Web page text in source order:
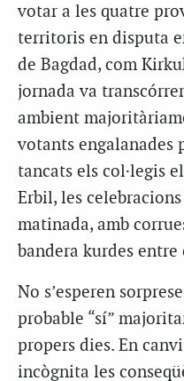
votar a les quatre
territoris en disputa
de Bagdad, com
jornada va
ambient
votants engalanades
tancats els col·legis
Erbil, les
matinada, amb
bandera kurdes entre
No s’esperen
probable “sí”
propers dies. En
incògnita les